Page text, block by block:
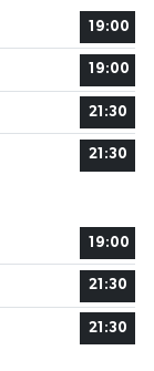
19:00
19:00
21:30
21:30
19:00
21:30
21:30